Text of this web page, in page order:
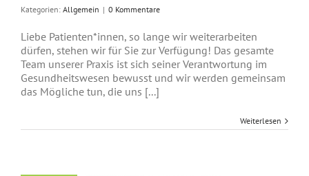
Kategorien: Allgemein | 0 Kommentare
Liebe Patienten*innen, so lange wir weiterarbeiten
dürfen, stehen wir für Sie zur Verfügung! Das gesamte
Team unserer Praxis ist sich seiner Verantwortung im
Gesundheitswesen bewusst und wir werden gemeinsam
das Mögliche tun, die uns [...]
Weiterlesen